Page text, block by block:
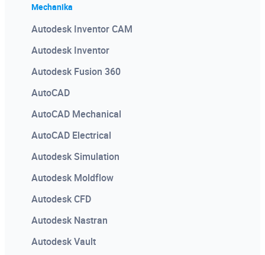
Mechanika
Autodesk Inventor CAM
Autodesk Inventor
Autodesk Fusion 360
AutoCAD
AutoCAD Mechanical
AutoCAD Electrical
Autodesk Simulation
Autodesk Moldflow
Autodesk CFD
Autodesk Nastran
Autodesk Vault